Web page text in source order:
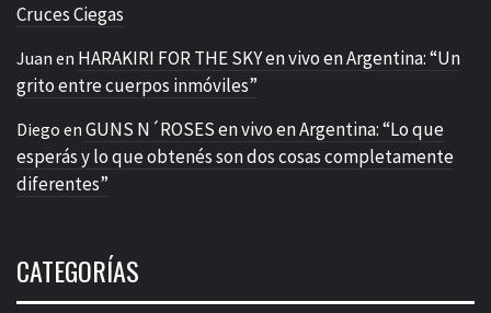
Cruces Ciegas
Juan en HARAKIRI FOR THE SKY en vivo en Argentina: “Un
grito entre cuerpos inmóviles”
Diego en GUNS N´ROSES en vivo en Argentina: “Lo que
esperás y lo que obtenés son dos cosas completamente
diferentes”
CATEGORÍAS